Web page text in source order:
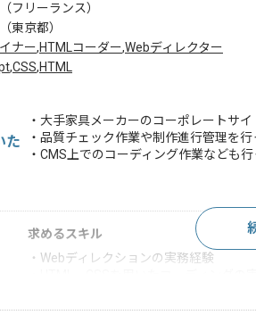
フリーランス）
東京都）
ナー,HTMLコーダー,Webディレクター
,CSS,HTML
た
・大手家具メーカーのコーポレートサ
・品質チェック作業や制作進行管理を
・CMS上でのコーディング作業なども
求めるスキル
・Webディレクションの実務経験